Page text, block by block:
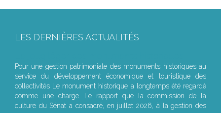
LES DERNIÈRES ACTUALITÉS
Pour une gestion patrimoniale des monuments historiques au
service du développement économique et touristique des
collectivités Le monument historique a longtemps été regardé
comme une charge. Le rapport que la commission de la
culture du Sénat a consacré, en juillet 2026, à la gestion des